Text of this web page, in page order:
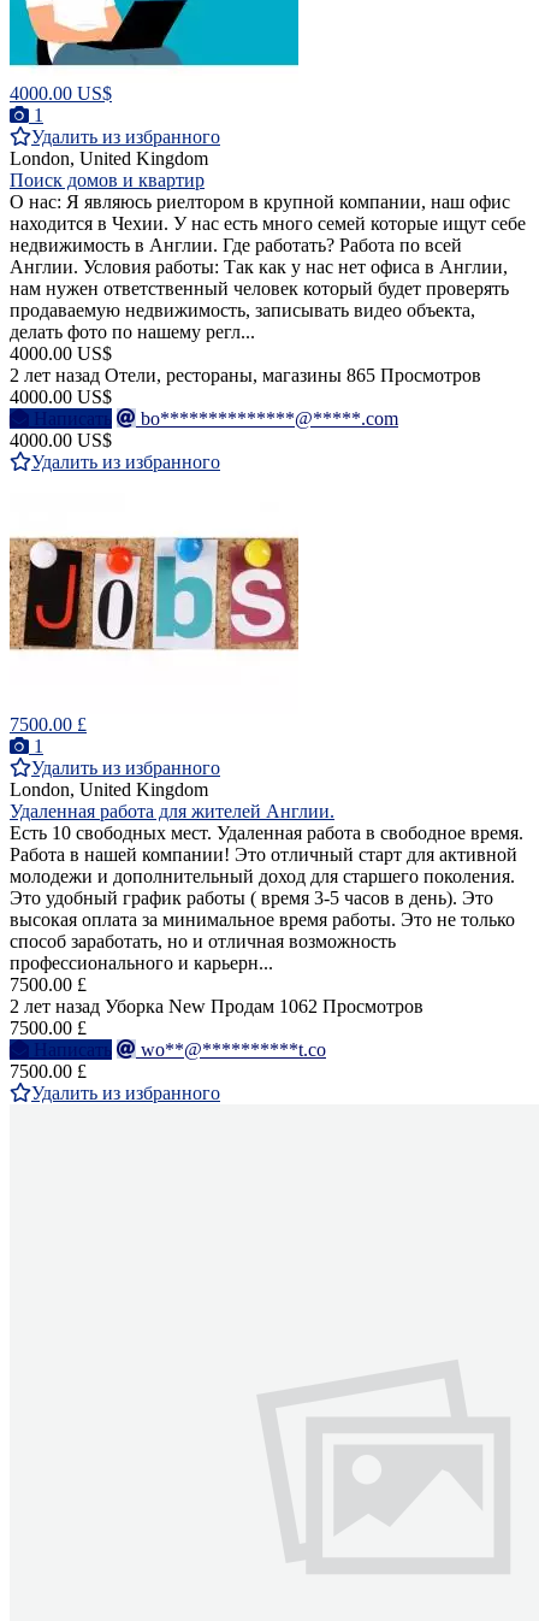
4000.00 US$
1
Удалить из избранного
London, United Kingdom
Поиск домов и квартир
О нас: Я являюсь риелтором в крупной компании, наш офис
находится в Чехии. У нас есть много семей которые ищут себе
недвижимость в Англии. Где работать? Работа по всей
Англии. Условия работы: Так как у нас нет офиса в Англии,
нам нужен ответственный человек который будет проверять
продаваемую недвижимость, записывать видео объекта,
делать фото по нашему регл...
4000.00 US$
2 лет назад Отели, рестораны, магазины 865 Просмотров
4000.00 US$
Написать
bo**************@*****.com
4000.00 US$
Удалить из избранного
7500.00 £
1
Удалить из избранного
London, United Kingdom
Удаленная работа для жителей Англии.
Есть 10 свободных мест. Удаленная работа в свободное время.
Работа в нашей компании! Это отличный старт для активной
молодежи и дополнительный доход для старшего поколения.
Это удобный график работы ( время 3-5 часов в день). Это
высокая оплата за минимальное время работы. Это не только
способ заработать, но и отличная возможность
профессионального и карьерн...
7500.00 £
2 лет назад Уборка New Продам 1062 Просмотров
7500.00 £
Написать
wo**@**********t.co
7500.00 £
Удалить из избранного